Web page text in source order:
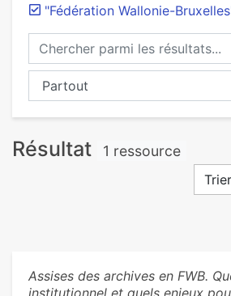
"Fédération Wallonie-
Chercher parmi les résultats...
Chercher dans...
Résultat 1 ressource
Assises des archives en FWB.